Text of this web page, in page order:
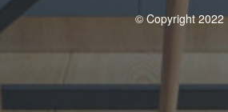
© Copyright 2022